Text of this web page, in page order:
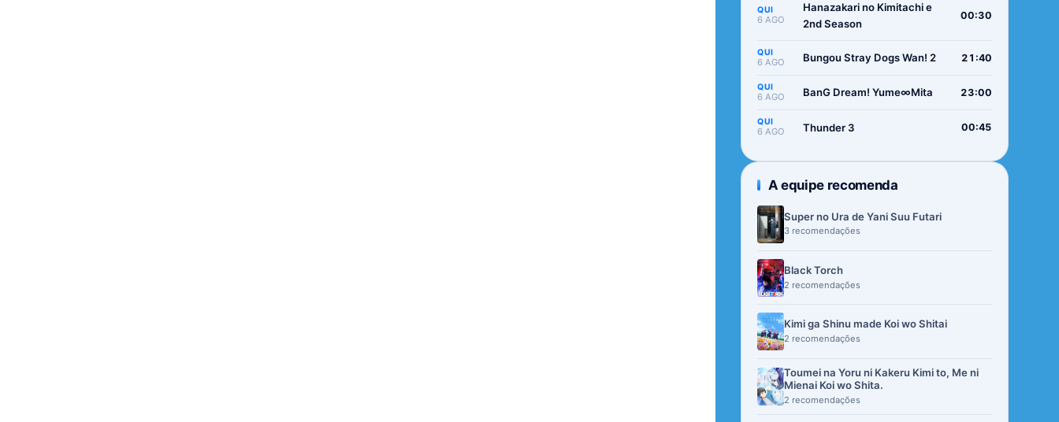
QUI
6 AGO
Hanazakari no Kimitachi e
2nd Season
00:30
QUI
6 AGO Bungou Stray Dogs Wan! 2 21:40
QUI
6 AGO BanG Dream! Yume∞Mita 23:00
QUI
6 AGO Thunder 3 00:45
A equipe recomenda
Super no Ura de Yani Suu Futari
3 recomendações
Black Torch
2 recomendações
Kimi ga Shinu made Koi wo Shitai
2 recomendações
Toumei na Yoru ni Kakeru Kimi to, Me ni
Mienai Koi wo Shita.
2 recomendações